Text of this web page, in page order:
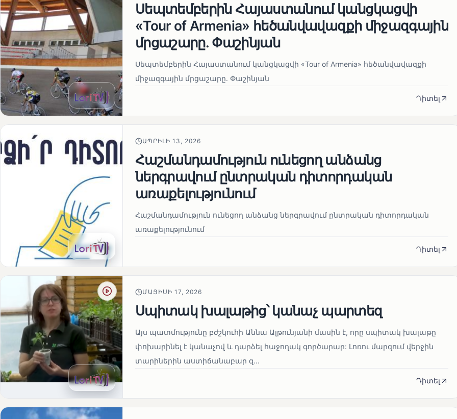
Սեպտեմբերին Հայաստանում կանցկացվի
«Tour of Armenia» հեծանվավազքի միջազգային
մրցաշարը. Փաշինյան
Սեպտեմբերին Հայաստանում կանցկացվի «Tour of Armenia» հեծանվավազքի
միջազգային մրցաշարը. Փաշինյան
Դիտել
ԱՊՐԻԼԻ 13, 2026
Հաշմանդամություն ունեցող անձանց
ներգրավում ընտրական դիտորդական
առաքելությունում
Հաշմանդամություն ունեցող անձանց ներգրավում ընտրական դիտորդական
առաքելությունում
Դիտել
ՄԱՅԻՍԻ 17, 2026
Սպիտակ խալաթից՝ կանաչ պարտեզ
Այս պատմությունը բժշկուհի Աննա Ալթունյանի մասին է, որը սպիտակ խալաթը
փոխարինել է կանաչով և դարձել հաջողակ գործարար: Լոռու մարզում վերջին
տարիներին աստիճանաբար զ...
Դիտել